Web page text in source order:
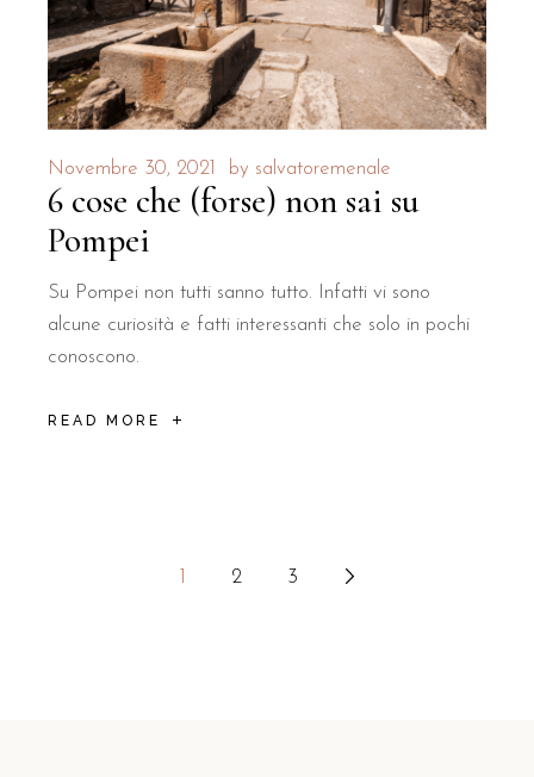
Novembre 30, 2021 by salvatoremenale
6 cose che (forse) non sai su
Pompei
Su Pompei non tutti sanno tutto. Infatti vi sono
alcune curiosità e fatti interessanti che solo in pochi
conoscono.
READ MORE
2 3